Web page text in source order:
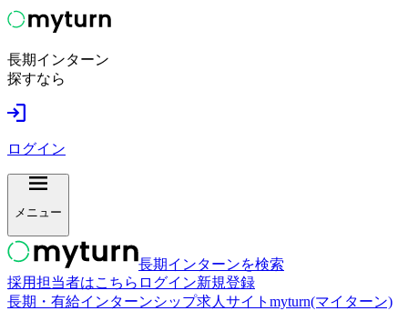
長期インターン
探すなら
ログイン
メニュー
長期インターンを検索
採用担当者はこちら ログイン新規登録
長期・有給インターンシップ求人サイトmyturn(マイターン)